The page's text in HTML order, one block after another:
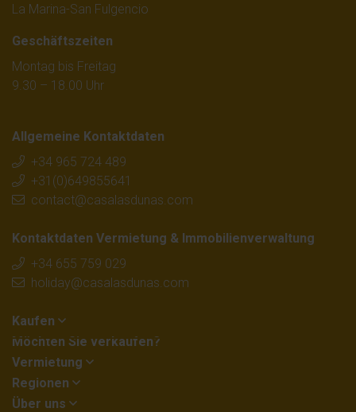
La Marina-San Fulgencio
Geschäftszeiten
Montag bis Freitag
9.30 – 18.00 Uhr
Allgemeine Kontaktdaten
+34 965 724 489
+31(0)649855641
contact@casalasdunas.com
Kontaktdaten Vermietung & Immobilienverwaltung
+34 655 759 029
holiday@casalasdunas.com
Kaufen
Möchten Sie verkaufen?
Vermietung
Regionen
Über uns